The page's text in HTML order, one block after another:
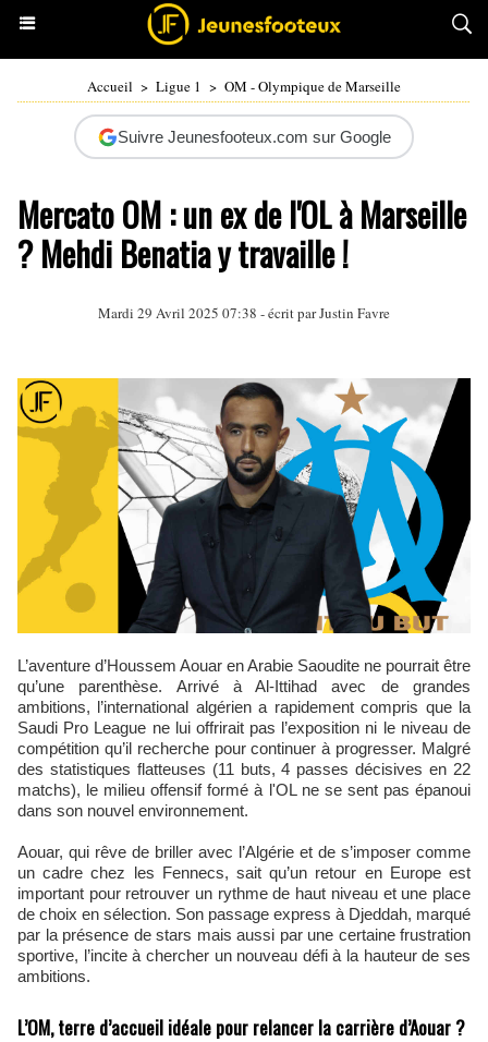
Accueil > Ligue 1 > OM - Olympique de Marseille
Suivre Jeunesfooteux.com sur Google
Mercato OM : un ex de l'OL à Marseille
? Mehdi Benatia y travaille !
Mardi 29 Avril 2025 07:38 - écrit parJustin Favre
L’aventure d’Houssem Aouar en Arabie Saoudite ne pourrait être
qu’une parenthèse. Arrivé à Al-Ittihad avec de grandes
ambitions, l’international algérien a rapidement compris que la
Saudi Pro League ne lui offrirait pas l’exposition ni le niveau de
compétition qu’il recherche pour continuer à progresser. Malgré
des statistiques flatteuses (11 buts, 4 passes décisives en 22
matchs), le milieu offensif formé à l'OL ne se sent pas épanoui
dans son nouvel environnement.
Aouar, qui rêve de briller avec l’Algérie et de s’imposer comme
un cadre chez les Fennecs, sait qu’un retour en Europe est
important pour retrouver un rythme de haut niveau et une place
de choix en sélection. Son passage express à Djeddah, marqué
par la présence de stars mais aussi par une certaine frustration
sportive, l’incite à chercher un nouveau défi à la hauteur de ses
ambitions.
L’OM, terre d’accueil idéale pour relancer la carrière d’Aouar ?